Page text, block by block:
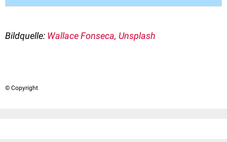
Bildquelle: Wallace Fonseca, Unsplash
© Copyright